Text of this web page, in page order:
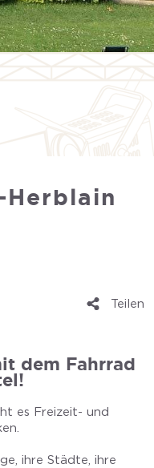
Teilen
dem Fahrrad
es Freizeit- und
ihre Städte, ihre